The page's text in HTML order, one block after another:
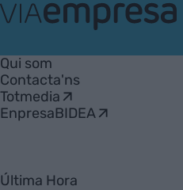
Empresa
Qui som
Contacta'ns
Totmedia
EnpresaBIDEA
Última Hora